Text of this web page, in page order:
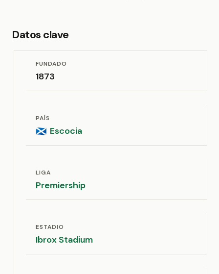
Datos clave
FUNDADO
1873
PAÍS
🏴󠁧󠁢󠁳󠁣󠁴󠁿 Escocia
LIGA
Premiership
ESTADIO
Ibrox Stadium